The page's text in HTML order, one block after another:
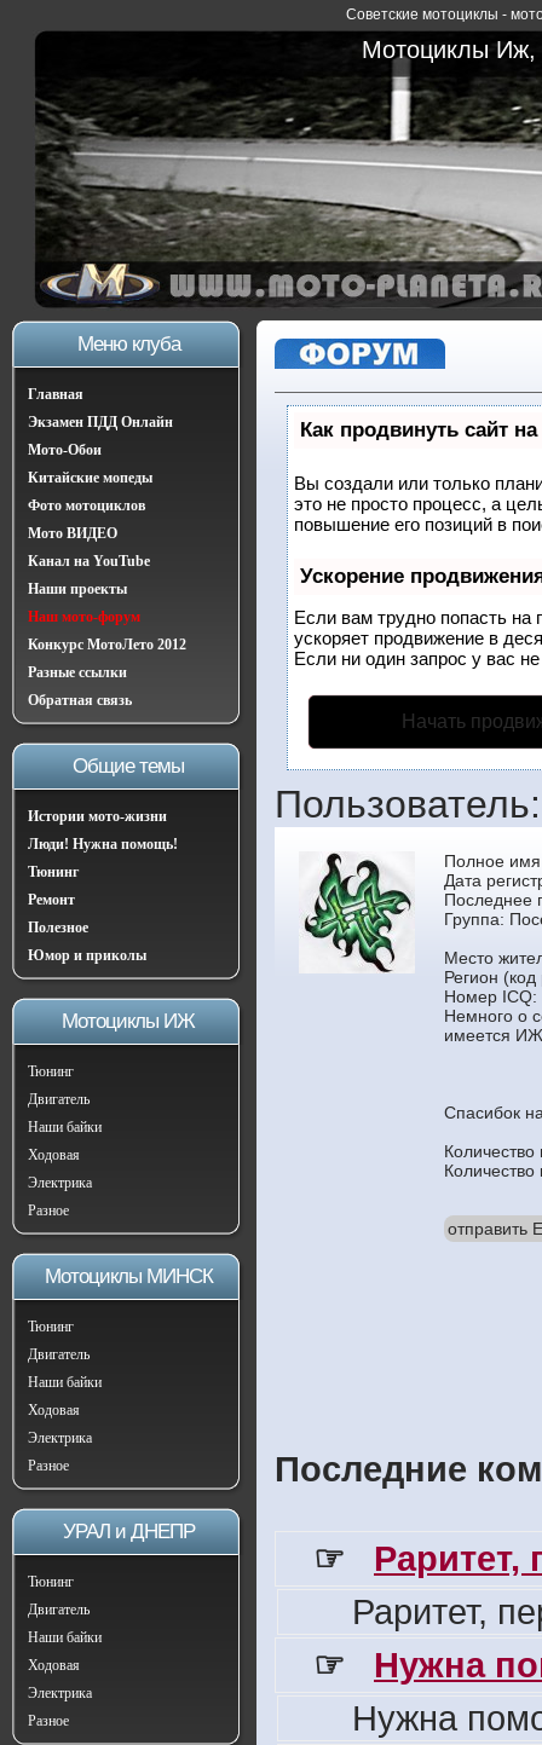
Советские мотоциклы -
Мотоциклы Иж,
Меню клуба
Главная
Экзамен ПДД Онлайн
Мото-Обои
Китайские мопеды
Фото мотоциклов
Мото ВИДЕО
Канал на YouTube
Наши проекты
Наш мото-форум
Конкурс МотоЛето 2012
Разные ссылки
Обратная связь
Общие темы
Истории мото-жизни
Люди! Нужна помощь!
Тюнинг
Ремонт
Полезное
Юмор и приколы
Мотоциклы ИЖ
Тюнинг
Двигатель
Наши байки
Ходовая
Электрика
Разное
Мотоциклы МИНСК
Тюнинг
Двигатель
Наши байки
Ходовая
Электрика
Разное
УРАЛ и ДНЕПР
Тюнинг
Двигатель
Наши байки
Ходовая
Электрика
Разное
Как продвинуть сайт
Вы создали или только
это не просто процесс, а
повышение его позиций в
Ускорение
Если вам трудно попасть на
ускоряет продвижение в
Если ни один запрос у вас
Начать
Полное
Дата
Последнее
Группа:
Место
Регион (код
Номер ICQ:
Немного о
имеется
Спасибок
отправить
Последние
☞
Раритет,
Раритет,
☞
Нужна
Нужна